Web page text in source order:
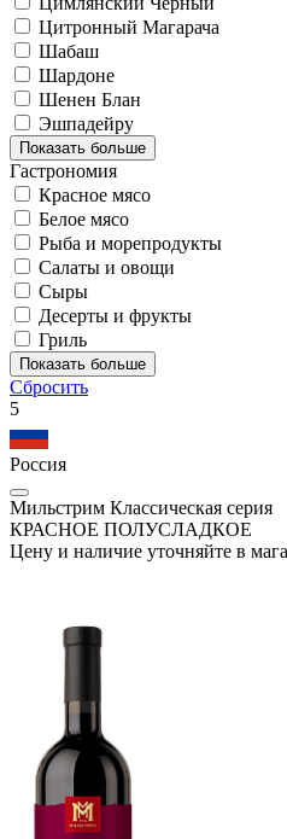
Цитронный Магарача
Шабаш
Шардоне
Шенен Блан
Эшпадейру
Показать больше
Гастрономия
Красное мясо
Белое мясо
Рыба и морепродукты
Салаты и овощи
Сыры
Десерты и фрукты
Гриль
Показать больше
Сбросить
5
Россия
Мильстрим Классическая серия
КРАСНОЕ ПОЛУСЛАДКОЕ
Цену и наличие уточняйте в